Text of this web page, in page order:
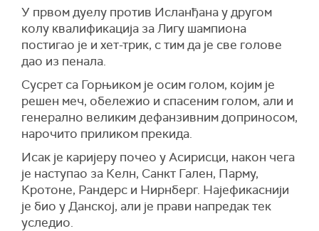
У првом дуелу против Исланђана у другом
колу квалификација за Лигу шампиона
постигао је и хет-трик, с тим да је све голове
дао из пенала.
Сусрет са Горњиком је осим голом, којим је
решен меч, обележио и спасеним голом, али и
генерално великим дефанзивним доприносом,
нарочито приликом прекида.
Исак је каријеру почео у Асирисци, након чега
је наступао за Келн, Санкт Гален, Парму,
Кротоне, Рандерс и Нирнберг. Најефикаснији
је био у Данској, али је прави напредак тек
уследио.